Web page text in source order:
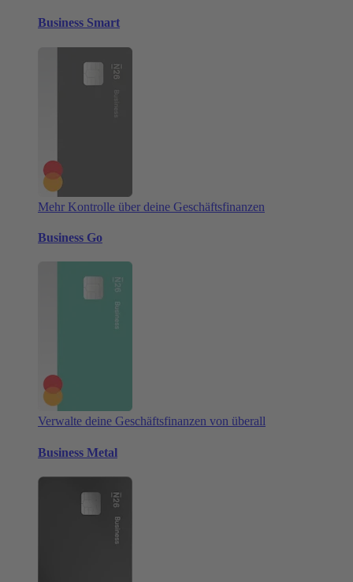
Business Smart
Mehr Kontrolle über deine Geschäftsfinanzen
Business Go
Verwalte deine Geschäftsfinanzen von überall
Business Metal